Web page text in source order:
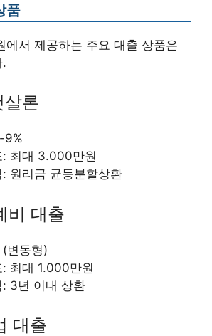
품
에서 제공하는 주요 대출 상품은
.
살론
9%
: 최대 3.000만원
원리금 균등분할상환
비 대출
변동형)
최대 1.000만원
: 3년 이내 상환
대출